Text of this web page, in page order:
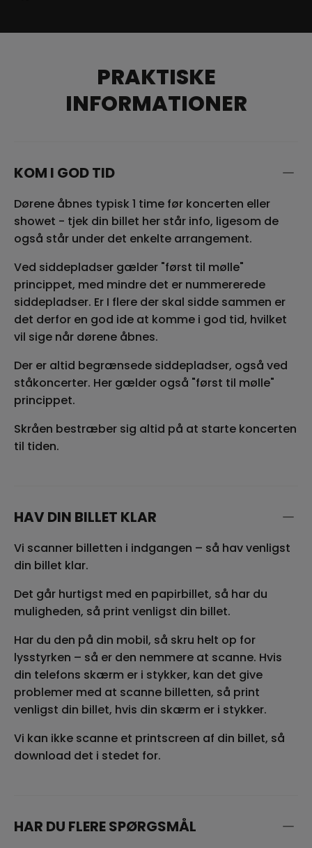
PRAKTISKE
INFORMATIONER
KOM I GOD TID
Dørene åbnes typisk 1 time før koncerten eller
showet - tjek din billet her står info, ligesom de
også står under det enkelte arrangement.
Ved siddepladser gælder "først til mølle"
princippet, med mindre det er nummererede
siddepladser. Er I flere der skal sidde sammen er
det derfor en god ide at komme i god tid, hvilket
vil sige når dørene åbnes.
Der er altid begrænsede siddepladser, også ved
ståkoncerter. Her gælder også "først til mølle"
princippet.
Skråen bestræber sig altid på at starte koncerten
til tiden.
HAV DIN BILLET KLAR
Vi scanner billetten i indgangen – så hav venligst
din billet klar.
Det går hurtigst med en papirbillet, så har du
muligheden, så print venligst din billet.
Har du den på din mobil, så skru helt op for
lysstyrken – så er den nemmere at scanne. Hvis
din telefons skærm er i stykker, kan det give
problemer med at scanne billetten, så print
venligst din billet, hvis din skærm er i stykker.
Vi kan ikke scanne et printscreen af din billet, så
download det i stedet for.
HAR DU FLERE SPØRGSMÅL